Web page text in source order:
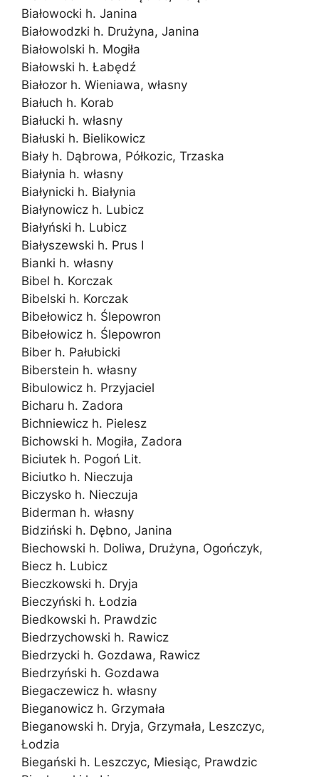
Białowocki h. Janina
Białowodzki h. Drużyna, Janina
Białowolski h. Mogiła
Białowski h. Łabędź
Białozor h. Wieniawa, własny
Białuch h. Korab
Białucki h. własny
Białuski h. Bielikowicz
Biały h. Dąbrowa, Półkozic, Trzaska
Białynia h. własny
Białynicki h. Białynia
Białynowicz h. Lubicz
Białyński h. Lubicz
Białyszewski h. Prus I
Bianki h. własny
Bibel h. Korczak
Bibelski h. Korczak
Bibełowicz h. Ślepowron
Bibełowicz h. Ślepowron
Biber h. Pałubicki
Biberstein h. własny
Bibulowicz h. Przyjaciel
Bicharu h. Zadora
Bichniewicz h. Pielesz
Bichowski h. Mogiła, Zadora
Biciutek h. Pogoń Lit.
Biciutko h. Nieczuja
Biczysko h. Nieczuja
Biderman h. własny
Bidziński h. Dębno, Janina
Biechowski h. Doliwa, Drużyna, Ogończyk,
Biecz h. Lubicz
Bieczkowski h. Dryja
Bieczyński h. Łodzia
Biedkowski h. Prawdzic
Biedrzychowski h. Rawicz
Biedrzycki h. Gozdawa, Rawicz
Biedrzyński h. Gozdawa
Biegaczewicz h. własny
Bieganowicz h. Grzymała
Bieganowski h. Dryja, Grzymała, Leszczyc,
Łodzia
Biegański h. Leszczyc, Miesiąc, Prawdzic